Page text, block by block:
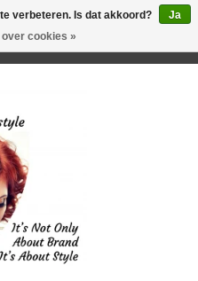
verbeteren. Is dat akkoord?
Ja
over cookies »